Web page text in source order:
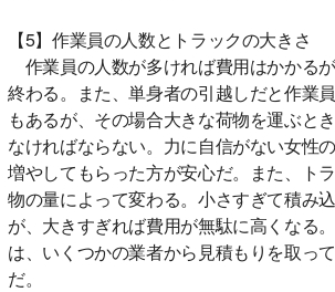
【5】作業員の人数とトラックの大きさ
作業員の人数が多ければ費用はかかる
終わる。また、単身者の引越しだと作業
もあるが、その場合大きな荷物を運ぶと
なければならない。力に自信がない女性
増やしてもらった方が安心だ。また、ト
物の量によって変わる。小さすぎて積み
が、大きすぎれば費用が無駄に高くなる
は、いくつかの業者から見積もりを取っ
だ。